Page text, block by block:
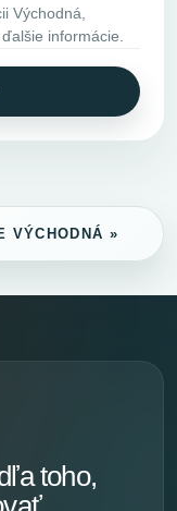
Východná,
informácie.
VÝCHODNÁ »
toho,